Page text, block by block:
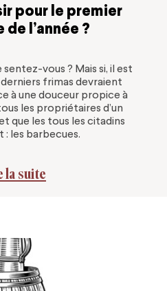
pour le premier
l’année ?
vous ? Mais si, il est
frimas devraient
à une douceur propice à
les propriétaires d’un
que les tous les citadins
: les barbecues.
la suite